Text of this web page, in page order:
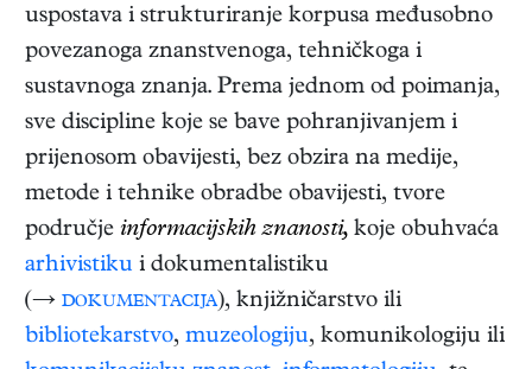
uspostava i strukturiranje korpusa međusobno
povezanoga znanstvenoga, tehničkoga i
sustavnoga znanja. Prema jednom od poimanja,
sve discipline koje se bave pohranjivanjem i
prijenosom obavijesti, bez obzira na medije,
metode i tehnike obradbe obavijesti, tvore
područje informacijskih znanosti, koje obuhvaća
arhivistiku i dokumentalistiku
(→ dokumentacija), knjižničarstvo ili
bibliotekarstvo, muzeologiju, komunikologiju ili